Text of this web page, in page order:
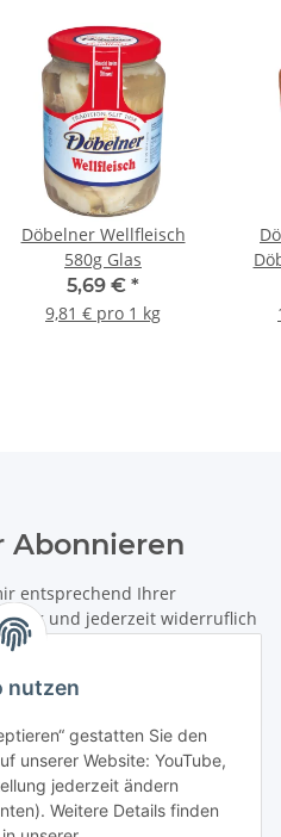
nutzen
gestatten Sie den
unserer Website: YouTube,
jederzeit ändern
Weitere Details finden
Döbelner Wellfleisch
580g Glas
5,69 € *
9,81 € pro 1 kg
Abonnieren
entsprechend Ihrer
und jederzeit widerruflich
per E-Mail zu.